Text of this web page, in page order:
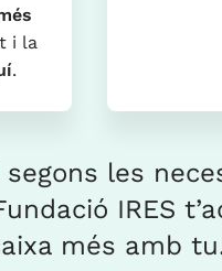
i la
.
segons les
IRES
més amb